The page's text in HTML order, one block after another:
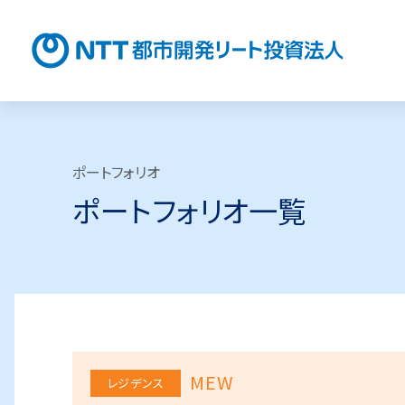
ポートフォリオ
ポートフォリオ一覧
レジデンス MEW